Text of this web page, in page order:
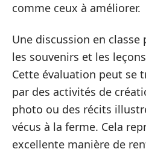
comme ceux à améliorer.
Une discussion en
les souvenirs et les
Cette évaluation peut se
par des activités de
photo ou des récits
vécus à la ferme. Cela
excellente manière de